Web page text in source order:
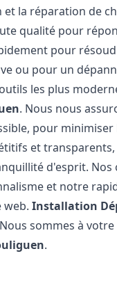
la réparation de
qualité pour
pour
ou pour un
les plus
. Nous nous
pour
et
d'esprit. Nos
et notre
web.Installation
sommes à
.